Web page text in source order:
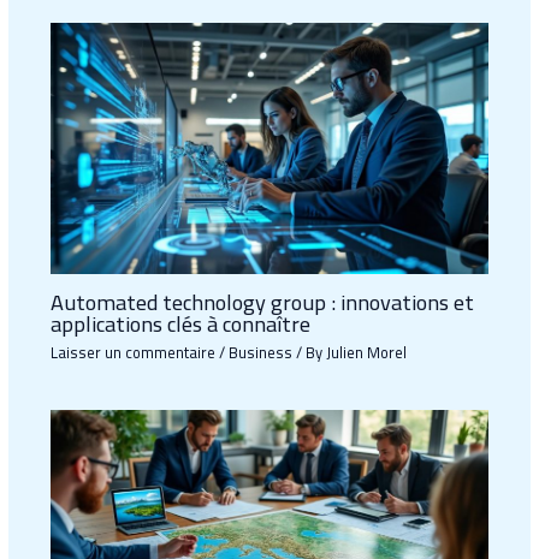
Automated technology group : innovations et
applications clés à connaître
Laisser un commentaire/Business/ ByJulien Morel